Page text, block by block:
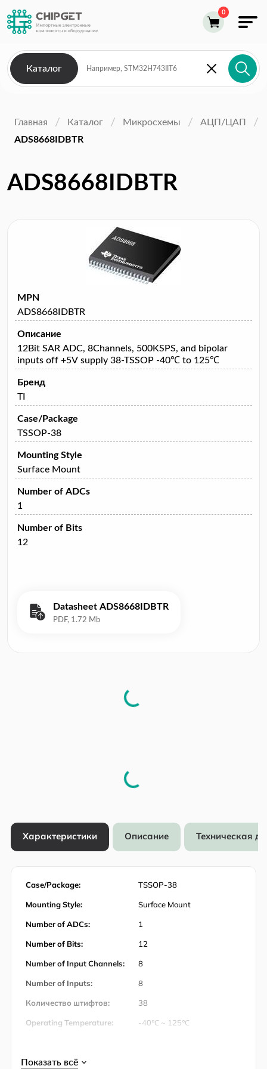
Каталог
Главная Каталог Микросхемы
АЦП/ЦАП
ADS8668IDBTR
ADS8668IDBTR
MPN
ADS8668IDBTR
Описание
12Bit SAR ADC, 8Channels, 500KSPS, and bipolar
inputs off +5V supply 38-TSSOP -40℃ to 125℃
Бренд
TI
Case/Package
TSSOP-38
Mounting Style
Surface Mount
Number of ADCs
1
Number of Bits
12
Datasheet ADS8668IDBTR
Характеристики Описание Техническая
Case/Package: TSSOP-38
Mounting Style: Surface Mount
Number of ADCs: 1
Number of Bits: 12
Number of Input Channels: 8
Number of Inputs: 8
Количество штифтов: 38
Operating Temperature: -40℃ ~ 125℃